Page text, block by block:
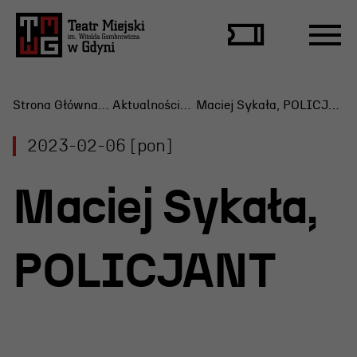
Scena Letnia
Aktualne spektakle
Bilety
2023-02-06 [pon]
Maciej Sykała,
POLICJANT